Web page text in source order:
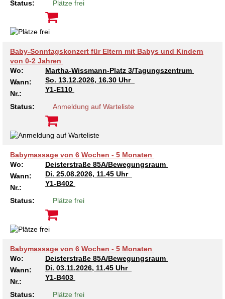
Kindertagesstätte Schneiderberg
Kindertagesstätte Sylter Weg
Kindertagesstätte Tresckowstraße
Kindertagesstätte Voltmerstraße
Kindertagesstätte Wiehbergstraße
Offene Sprach-Sprechstunde
Familienzentrum
Kindertagesstätte Mühenkamp / Familienzentrum
Kindertagesstätte Petermannstraße /
Familienzentrum
Kindertagesstätte Pfarrlandplatz
Hör- und Sprachheilkindergarten Ratswiese
Kindertagesstätte Rosenbergstraße
Kindertagesstätte Schneiderberg
Kindertagesstätte Schweriner Straße /
Familienzentrum
Kindertagesstätte Sylter Weg
Kindertagesstätte Voltmerstraße
Status: Plätze frei
Baby-Sonntagskonzert für Eltern mit Babys und Kindern
von 0-2 Jahren
Wo:
Martha-Wissmann-Platz 3/Tagungszentrum
Wann:
So. 13.12.2026, 16.30 Uhr
Nr.:
Y1-E110
Status: Anmeldung auf Warteliste
Babymassage von 6 Wochen - 5 Monaten
Wo:
Deisterstraße 85A/Bewegungsraum
Wann:
Di. 25.08.2026, 11.45 Uhr
Nr.:
Y1-B402
Status: Plätze frei
Babymassage von 6 Wochen - 5 Monaten
Wo:
Deisterstraße 85A/Bewegungsraum
Wann:
Di. 03.11.2026, 11.45 Uhr
Nr.:
Y1-B403
Status: Plätze frei